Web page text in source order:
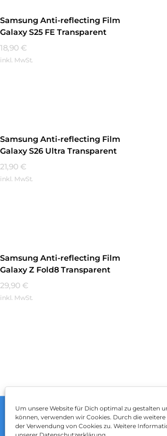
Um unsere Website für Dich optimal zu gestalten
können, verwenden wir Cookies. Durch die
der Verwendung von Cookies zu. Weitere
Samsung Anti-reflecting Film
Galaxy S25 FE Transparent
18,90 €
inkl. MwSt.
Samsung Anti-reflecting Film
Galaxy S26 Ultra Transparent
21,90 €
inkl. MwSt.
Samsung Anti-reflecting Film
Galaxy Z Fold8 Transparent
29,90 €
inkl. MwSt.
Impressum